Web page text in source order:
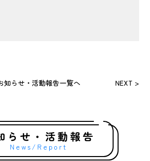
知らせ・活動報告一覧へ NEXT >
らせ・活動報告
News/Report